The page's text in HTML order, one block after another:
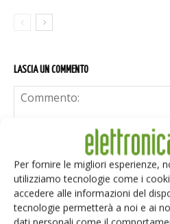
Per fornire le migliori esperienze,
utilizziamo tecnologie come i
accedere alle informazioni del
tecnologie permetterà a noi e ai
LASCIA UN COMMENTO